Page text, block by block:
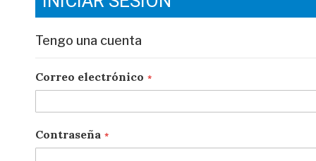
Tengo una cuenta
Correo electrónico
Contraseña